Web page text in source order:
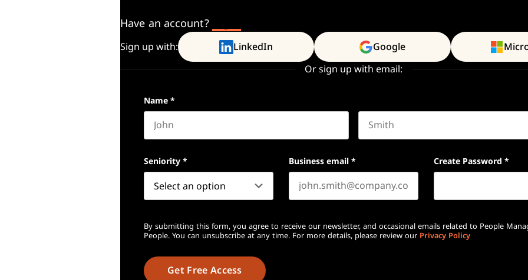
Have an account?
Sign up with: LinkedIn Google
Or sign up with email:
Name *
Seniority * Business email * Create Password *
By submitting this form, you agree to receive our newsletter, and occasional emails related to People
People. You can unsubscribe at any time. For more details, please review our Privacy Policy